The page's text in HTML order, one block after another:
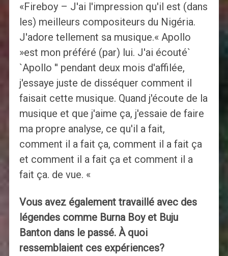
«Fireboy – J'ai l'impression qu'il est (dans
les) meilleurs compositeurs du Nigéria.
J'adore tellement sa musique.« Apollo
»est mon préféré (par) lui. J'ai écouté`
`Apollo '' pendant deux mois d'affilée,
j'essaye juste de disséquer comment il
faisait cette musique. Quand j'écoute de la
musique et que j'aime ça, j'essaie de faire
ma propre analyse, ce qu'il a fait,
comment il a fait ça, comment il a fait ça
et comment il a fait ça et comment il a
fait ça. de vue. «
Vous avez également travaillé avec des
légendes comme Burna Boy et Buju
Banton dans le passé. À quoi
ressemblaient ces expériences?